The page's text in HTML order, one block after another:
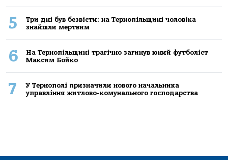
5
Три дні був безвісти: на Тернопільщині чоловіка
знайшли мертвим
6
На Тернопільщині трагічно загинув юний футболіст
Максим Бойко
7
У Тернополі призначили нового начальника
управління житлово-комунального господарства